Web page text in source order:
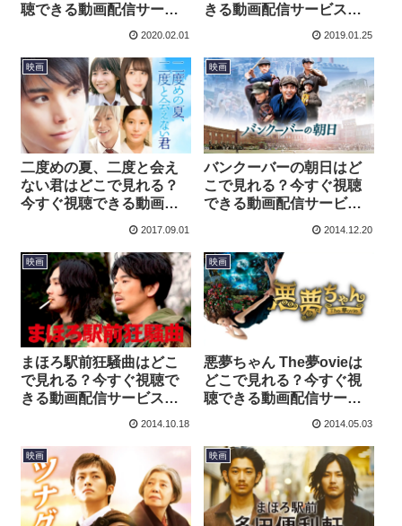
聴できる動画配信サービ
2020.02.01
きる動画配信サービスを
2019.01.25
映画
二度めの夏、二度と会え
ない君はどこで見れる？
今すぐ視聴できる動画配
2017.09.01
映画
バンクーバーの朝日はど
こで見れる？今すぐ視聴
できる動画配信サービス
2014.12.20
映画
まほろ駅前狂騒曲はどこ
で見れる？今すぐ視聴で
きる動画配信サービスを
2014.10.18
映画
悪夢ちゃん The夢ovieは
どこで見れる？今すぐ視
聴できる動画配信サービ
2014.05.03
映画 映画